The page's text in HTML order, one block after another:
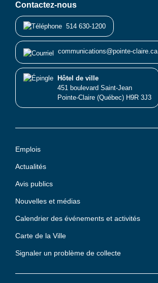
Emplois
Actualités
Avis publics
Nouvelles et médias
Calendrier des événements et activités
Carte de la Ville
Signaler un problème de collecte
Contactez-nous
514 630-1200
communications@pointe-claire.ca
Hôtel de ville
451 boulevard Saint-Jean
Pointe-Claire (Québec) H9R 3J3